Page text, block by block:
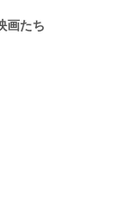
画たち